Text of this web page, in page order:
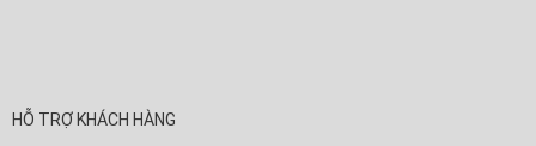
HỖ TRỢ KHÁCH HÀNG